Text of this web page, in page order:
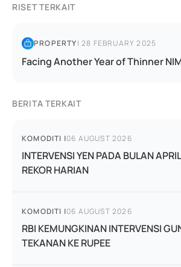
RISET TERKAIT
PROPERTY|28 FEBRUARY 2025
Facing Another Year of Thinner
BERITA TERKAIT
KOMODITI |06 AUGUST 2026
INTERVENSI YEN PADA BULAN
REKOR HARIAN
KOMODITI |06 AUGUST 2026
RBI KEMUNGKINAN INTERVENSI
TEKANAN KE RUPEE